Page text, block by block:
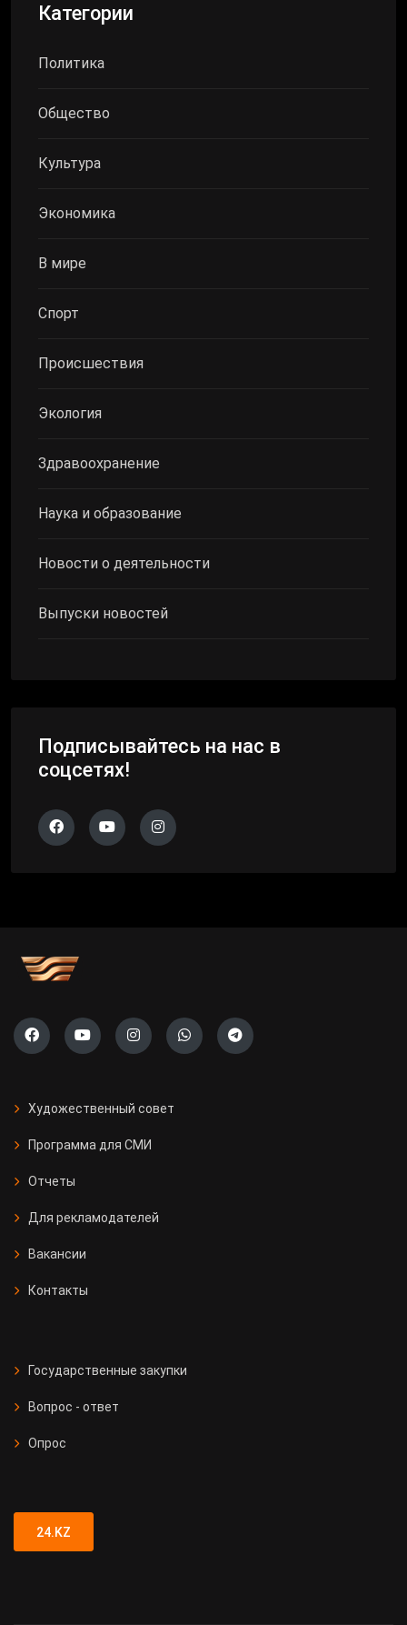
Категории
Политика
Общество
Культура
Экономика
В мире
Спорт
Происшествия
Экология
Здравоохранение
Наука и образование
Новости о деятельности
Выпуски новостей
Подписывайтесь на нас в
соцсетях!
Художественный совет
Программа для СМИ
Отчеты
Для рекламодателей
Вакансии
Контакты
Государственные закупки
Вопрос - ответ
Опрос
24.KZ